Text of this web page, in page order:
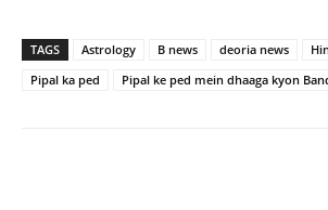
TAGS Astrology B news deoria news
Pipal ka ped
Pipal ke ped mein dhaaga kyon